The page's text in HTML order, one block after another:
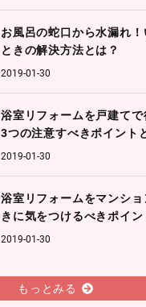
お風呂の蛇口から水漏れ！
ときの解決方法とは？
2019-01-30
浴室リフォームを戸建て
3つの注意すべきポイント
2019-01-30
浴室リフォームをマンショ
きに気をつけるべきポイン
2019-01-30
もっとみる